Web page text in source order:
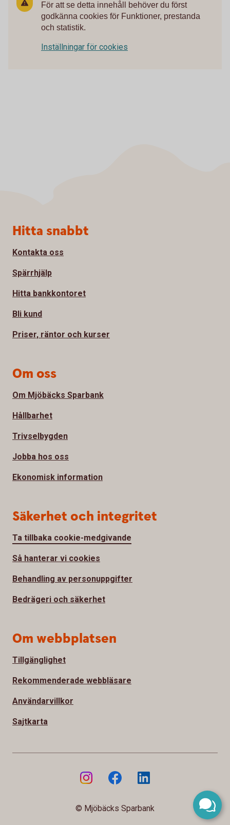
För att se detta innehåll behöver du först
godkänna cookies för Funktioner, prestanda
och statistik.
Inställningar för cookies
Sidfot
Hitta snabbt
Kontakta oss
Spärrhjälp
Hitta bankkontoret
Bli kund
Priser, räntor och kurser
Om oss
Om Mjöbäcks Sparbank
Hållbarhet
Trivselbygden
Jobba hos oss
Ekonomisk information
Säkerhet och integritet
Ta tillbaka cookie-medgivande
Så hanterar vi cookies
Behandling av personuppgifter
Bedrägeri och säkerhet
Om webbplatsen
Tillgänglighet
Rekommenderade webbläsare
Användarvillkor
Sajtkarta
© Mjöbäcks Sparbank